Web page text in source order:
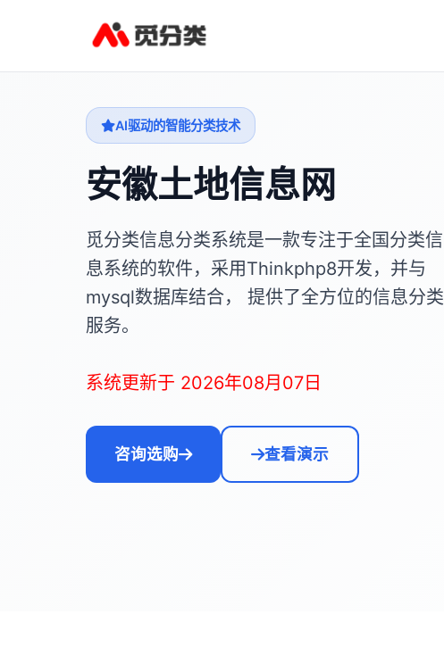
AI驱动的智能分类技术
安徽土地信息网
觅分类信息分类系统是一款专注于全国分类信
息系统的软件，采用Thinkphp8开发，并与
mysql数据库结合， 提供了全方位的信息分类
服务。
系统更新于 2026年08月07日
咨询选购 查看演示